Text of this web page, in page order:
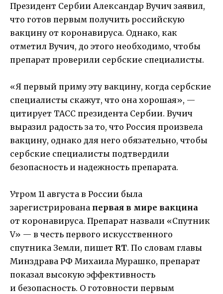
Президент Сербии Александар Вучич заявил,
что готов первым получить российскую
вакцину от коронавируса. Однако, как
отметил Вучич, до этого необходимо, чтобы
препарат проверили сербские специалисты.
«Я первый приму эту вакцину, когда сербские
специалисты скажут, что она хорошая», —
цитирует ТАСС президента Сербии. Вучич
выразил радость за то, что Россия произвела
вакцину, однако для него обязательно, чтобы
сербские специалисты подтвердили
безопасность и надежность препарата.
Утром 11 августа в России была
зарегистрирована первая в мире вакцина
от коронавируса. Препарат назвали «Спутник
V» — в честь первого искусственного
спутника Земли, пишет RT. По словам главы
Минздрава РФ Михаила Мурашко, препарат
показал высокую эффективность
и безопасность. О готовности первым